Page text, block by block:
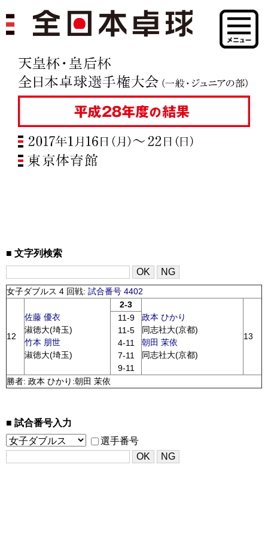
文字列検索
女子ダブルス 4 回戦: 試合番号 4402
12
佐藤 優衣
淑徳大(埼玉)
竹本 朋世
淑徳大(埼玉)
2-3
政本 ひかり
同志社大(京都)
朝田 茉依
同志社大(京都)
13
11-9
11-5
4-11
7-11
9-11
勝者: 政本 ひかり:朝田 茉依
試合番号入力
選手番号